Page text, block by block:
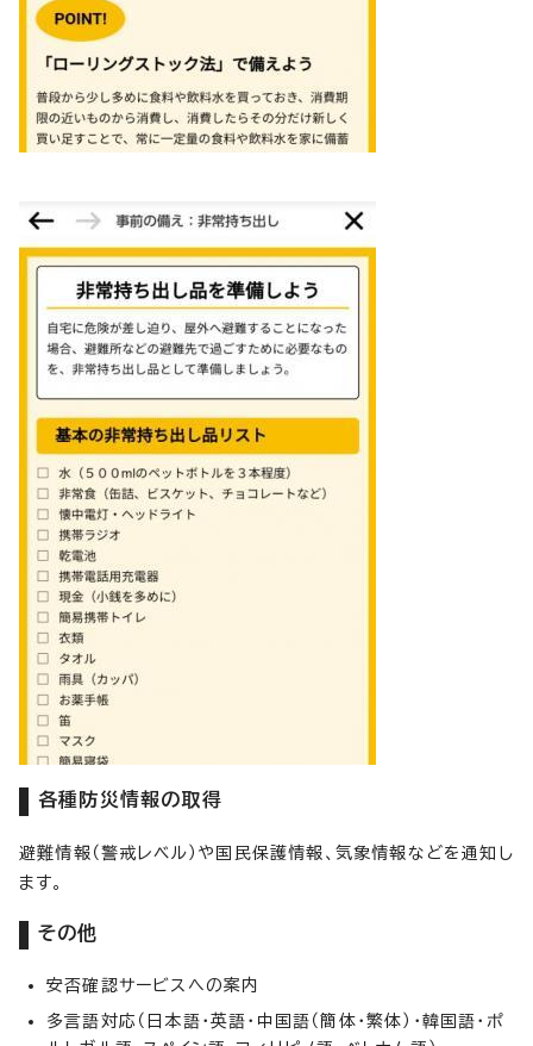
各種防災情報の取得
避難情報（警戒レベル）や国民保護情報、気象情報などを通知し
ます。
その他
安否確認サービスへの案内
多言語対応（日本語・英語・中国語（簡体・繁体）・韓国語・ポ